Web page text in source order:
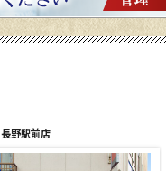
長野稲里店